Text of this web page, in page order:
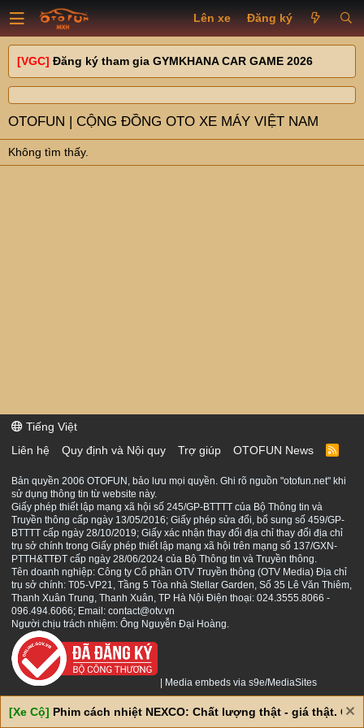
Lên xe Đăng ký
[VGC] Đăng ký tham gia GYMKHANA CAR GAME 2026
OTOFUN | CỘNG ĐỒNG OTO XE MÁY VIỆT NAM
Không tìm thấy.
Tiếng Việt
Liên hệ
Quy định và Nội quy Trợ giúp OTOFUN News
R
S
Bản quyền 2006 OTOFUN, bảo lưu mọi quyền. Ghi rõ nguồn "otofun.net" khi
sử dụng thông tin từ website này.
Giấy phép thiết lập mạng xã hội số 245/GP-BTTTT của Bộ Thông tin và
Truyền thông cấp ngày 13/05/2016; Giấy phép sửa đổi, bổ sung số 459/GP-
BTTTT cấp ngày 28/10/2019; Giấy xác nhận thay đổi địa chỉ thay đổi địa chỉ
trụ sở chính trong Giấy phép thiết lập mạng xã hội trên mạng số 137/GXN-
PTTH&TTĐT cấp ngày 28/06/2024 của Bộ Thông tin và Truyền thông.
Tên doanh nghiệp: Công ty Cổ phần OTV Truyền thông (OTV Media) Địa chỉ
trụ sở chính: T05-VP21, Tầng 5 Tòa nhà Stellar Garden, Số 35 Lê Văn Thiêm,
Thanh Xuân Trung, Thanh Xuân, TP Hà Nội Điện thoại: 024.3555.8066 -
096.494.6066; Email: contact@otv.vn
Người chịu trách nhiệm: Ông Nguyễn Đại Hoàng.
Media embeds via s9e/MediaSites
[Xe Cộ] Phim cách nhiệt NEXCO: Chất lượng thật - giá thật. Giá